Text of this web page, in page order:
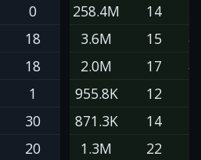
0 258.4M 14
18 3.6M 15 #2
18 2.0M 17 #3
1 955.8K 12
30 871.3K 14
20 1.3M 22